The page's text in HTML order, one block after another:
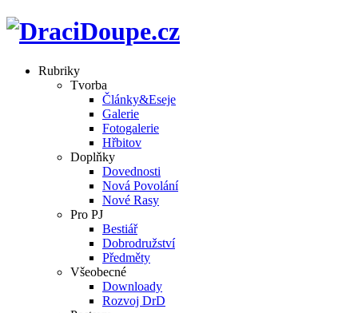
Rubriky
Tvorba
Články&Eseje
Galerie
Fotogalerie
Hřbitov
Doplňky
Dovednosti
Nová Povolání
Nové Rasy
Pro PJ
Bestiář
Dobrodružství
Předměty
Všeobecné
Downloady
Rozvoj DrD